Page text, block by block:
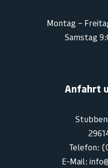
Montag –
Samstag
Anfahrt
Telefon:
E-Mail: